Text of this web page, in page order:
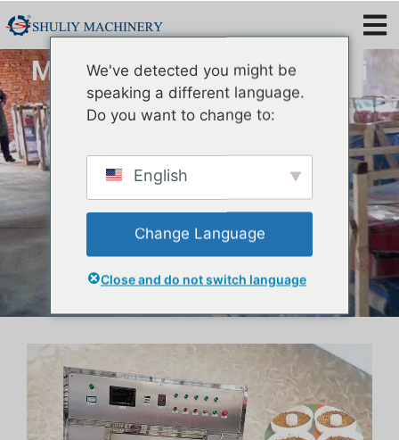
Máy sấy giun ăn | Máy sấy vi
sóng
We've detected you might be
speaking a different language.
Do you want to change to:
English
Change Language
Close and do not switch language